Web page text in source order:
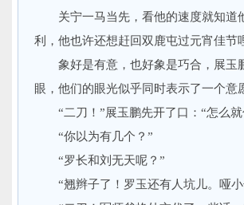
关宁一马当先，看他的速度就知道
利，他也许还想赶回双鹿屯过元宵佳节
象好是有意，也好象是巧合，展玉
眼，他们的眼光似乎同时表示了一个意
“二刀！”展玉鹏先开了口：“怎么就
“你以为有几个？”
“罗长和刘无天呢？”
“翘辫子了！罗玉还有人坑儿。哑小